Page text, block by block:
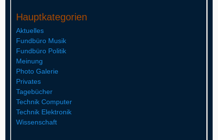
Hauptkategorien
Aktuelles
Fundbüro Musik
Fundbüro Politik
Meinung
Photo Galerie
Privates
Tagebücher
Technik Computer
Technik Elektronik
Wissenschaft